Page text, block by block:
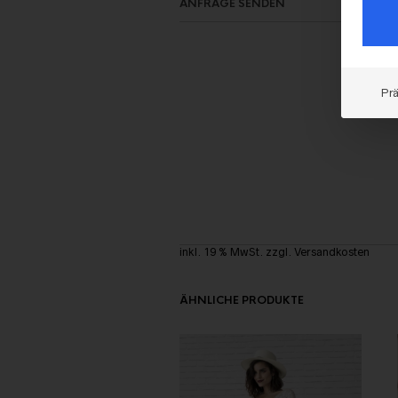
ANFRAGE SENDEN
inkl. 19 % MwSt. zzgl. Versandkosten
ÄHNLICHE PRODUKTE